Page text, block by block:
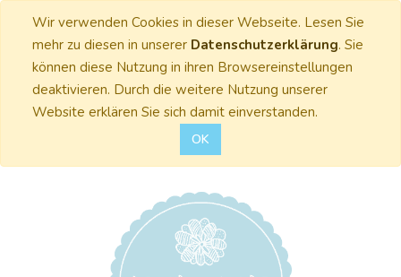
Wir verwenden Cookies in dieser Webseite. Lesen Sie
mehr zu diesen in unserer Datenschutzerklärung. Sie
können diese Nutzung in ihren Browsereinstellungen
deaktivieren. Durch die weitere Nutzung unserer
Website erklären Sie sich damit einverstanden.
OK